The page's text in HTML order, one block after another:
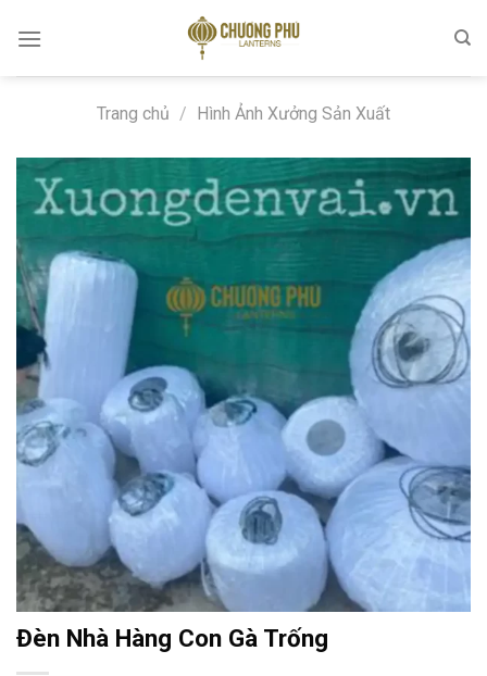
Trang chủ / Hình Ảnh Xưởng Sản Xuất
Đèn Nhà Hàng Con Gà Trống